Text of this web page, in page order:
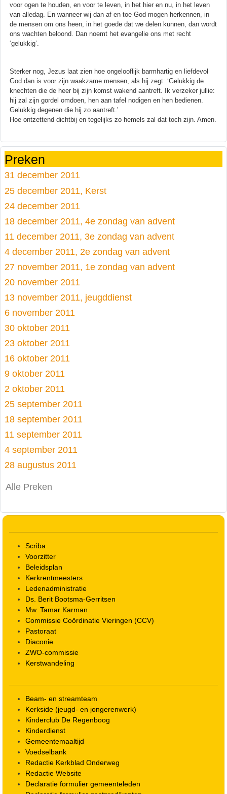
voor ogen te houden, en voor te leven, in het hier en nu, in het leven
van alledag. En wanneer wij dan af en toe God mogen herkennen, in
de mensen om ons heen, in het goede dat we delen kunnen, dan wordt
ons wachten beloond. Dan noemt het evangelie ons met recht
‘gelukkig’.
Sterker nog, Jezus laat zien hoe ongelooflijk barmhartig en liefdevol
God dan is voor zijn waakzame mensen, als hij zegt: ‘Gelukkig de
knechten die de heer bij zijn komst wakend aantreft. Ik verzeker jullie:
hij zal zijn gordel omdoen, hen aan tafel nodigen en hen bedienen.
Gelukkig degenen die hij zo aantreft.’
Hoe ontzettend dichtbij en tegelijks zo hemels zal dat toch zijn. Amen.
Preken
31 december 2011
25 december 2011, Kerst
24 december 2011
18 december 2011, 4e zondag van advent
11 december 2011, 3e zondag van advent
4 december 2011, 2e zondag van advent
27 november 2011, 1e zondag van advent
20 november 2011
13 november 2011, jeugddienst
6 november 2011
30 oktober 2011
23 oktober 2011
16 oktober 2011
9 oktober 2011
2 oktober 2011
25 september 2011
18 september 2011
11 september 2011
4 september 2011
28 augustus 2011
Alle Preken
Scriba
Voorzitter
Beleidsplan
Kerkrentmeesters
Ledenadministratie
Ds. Berit Bootsma-Gerritsen
Mw. Tamar Karman
Commissie Coördinatie Vieringen (CCV)
Pastoraat
Diaconie
ZWO-commissie
Kerstwandeling
Beam- en streamteam
Kerkside (jeugd- en jongerenwerk)
Kinderclub De Regenboog
Kinderdienst
Gemeentemaaltijd
Voedselbank
Redactie Kerkblad Onderweg
Redactie Website
Declaratie formulier gemeenteleden